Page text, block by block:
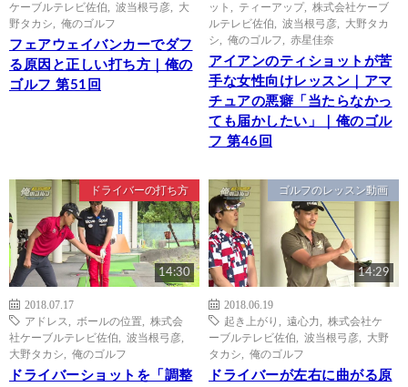
ケーブルテレビ佐伯
波当根弓彦
大
野タカシ
俺のゴルフ
フェアウェイバンカーでダフ
る原因と正しい打ち方｜俺の
ゴルフ 第51回
ット
ティーアップ, 株式会社ケーブ
ルテレビ佐伯
波当根弓彦
大野タカ
シ
俺のゴルフ 赤星佳奈
アイアンのティショットが苦
手な女性向けレッスン｜アマ
チュアの悪癖「当たらなかっ
ても届かしたい」｜俺のゴル
フ 第46回
ドライバーの打ち方
14:30
2018.07.17
アドレス
ボールの位置
株式会
社ケーブルテレビ佐伯
波当根弓彦
大野タカシ
俺のゴルフ
ドライバーショットを「調整
ゴルフのレッスン動画
14:29
2018.06.19
起き上がり
遠心力
株式会社ケ
ーブルテレビ佐伯
波当根弓彦
大野
タカシ
俺のゴルフ
ドライバーが左右に曲がる原